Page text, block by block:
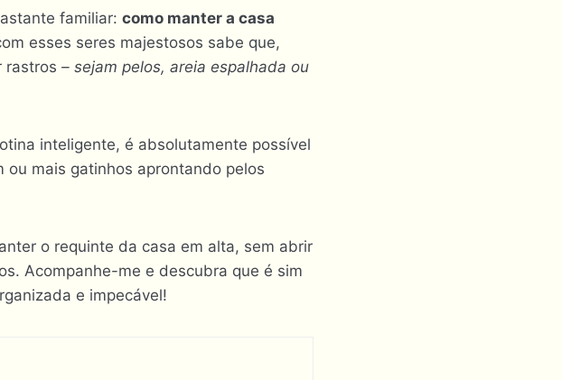
familiar: como manter a casa
esses seres majestosos sabe que,
rastros – sejam pelos, areia espalhada ou
inteligente, é absolutamente possível
ou mais gatinhos aprontando pelos
o requinte da casa em alta, sem abrir
Acompanhe-me e descubra que é sim
e impecável!